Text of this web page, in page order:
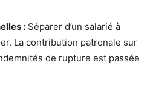
: Séparer d’un salarié à
La contribution patronale sur
de rupture est passée